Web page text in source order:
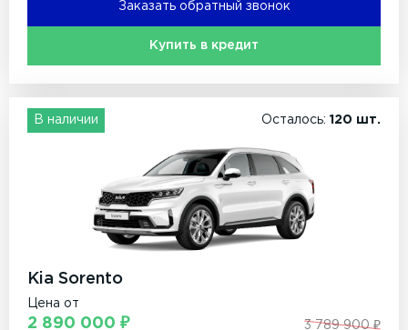
Заказать обратный звонок
Купить в кредит
В наличии Осталось: 120 шт.
Kia Sorento
Цена от
2 890 000 ₽ 3 789 900 ₽